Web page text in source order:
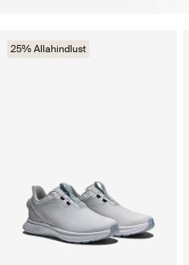
25% Allahindlust